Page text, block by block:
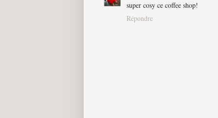
super cosy ce coffee shop!
Répondre